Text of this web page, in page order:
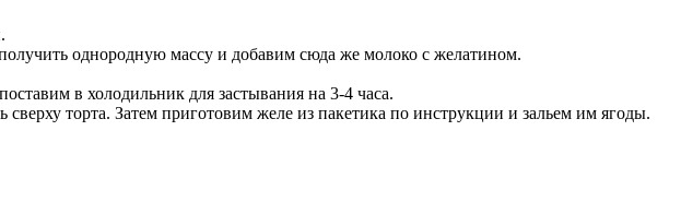
однородную массу и добавим сюда же молоко с желатином.
в холодильник для застывания на 3-4 часа.
торта. Затем приготовим желе из пакетика по инструкции и зальем им ягоды.